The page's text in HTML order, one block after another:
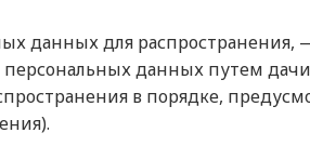
данных для
данных путем
в порядке,